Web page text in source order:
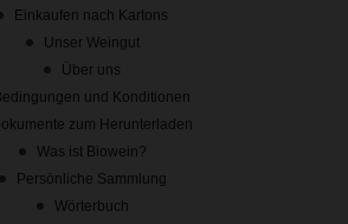
Einkaufen nach Kartons
Unser Weingut
Über uns
und Konditionen
zum Herunterladen
Was ist Biowein?
Persönliche Sammlung
Wörterbuch